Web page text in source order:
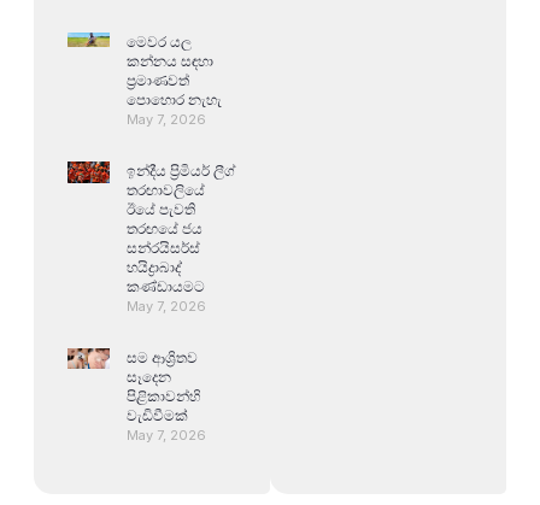
මෙවර යල
කන්නය සඳහා
ප්‍රමාණවත්
පොහොර නැහැ
May 7, 2026
ඉන්දීය ප්‍රිමියර් ලීග්
තරඟාවලියේ
ඊයේ පැවති
තරඟයේ ජය
සන්රයිසර්ස්
හයිද්‍රාබාද්
කණ්ඩායමට
May 7, 2026
සම ආශ්‍රිතව
සෑදෙන
පිළිකාවන්හි
වැඩිවීමක්
May 7, 2026